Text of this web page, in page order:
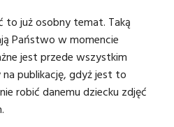
to już osobny temat. Taką
Państwo w momencie
jest przede wszystkim
na publikację, gdyż jest to
robić danemu dziecku zdjęć